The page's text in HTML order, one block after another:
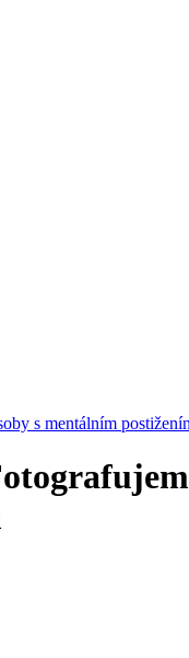
s mentálním